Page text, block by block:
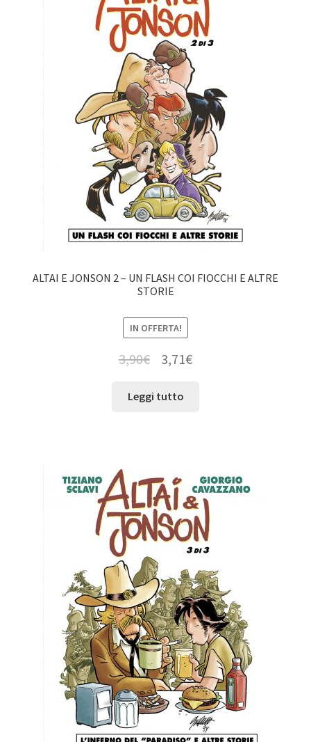
ALTAI E JONSON 2 – UN FLASH COI FIOCCHI E ALTRE
STORIE
IN OFFERTA!
3,90€ 3,71€
Leggi tutto